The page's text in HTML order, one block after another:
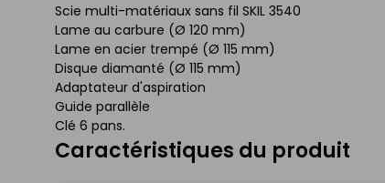
Scie multi-matériaux sans fil SKIL 3540
Lame au carbure (Ø 120 mm)
Lame en acier trempé (Ø 115 mm)
Disque diamanté (Ø 115 mm)
Adaptateur d'aspiration
Guide parallèle
Clé 6 pans.
Caractéristiques du produit